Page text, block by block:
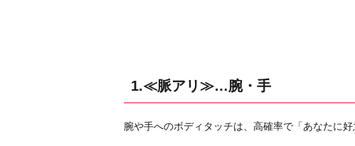
≫…
3.
1.≪脈アリ≫…腕・手
腕や手へのボディタッチは、高確率で「あなたに好